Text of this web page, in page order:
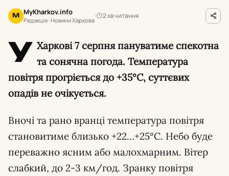
M MyKharkov.info
Редакція · Новини Харкова
2 хв читання
У Харкові 7 серпня пануватиме спекотна
та сонячна погода. Температура
повітря прогріється до +35°С, суттєвих
опадів не очікується.
Вночі та рано вранці температура повітря
становитиме близько +22…+25°С. Небо буде
переважно ясним або малохмарним. Вітер
слабкий, до 2-3 км/год. Зранку повітря